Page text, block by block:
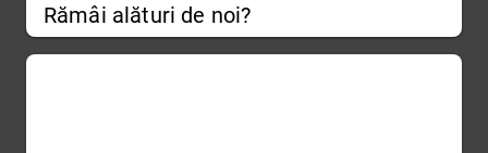
Rămâi alături de noi?